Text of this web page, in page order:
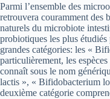
Parmi l’ensemble des
retrouvera couramment des
naturels du microbiote
probiotiques les plus
grandes catégories: les «
particulièrement, les
connaît sous le nom
lactis », « Bifidobacterium
deuxième catégorie